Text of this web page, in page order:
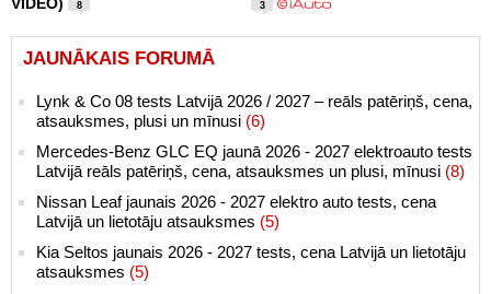
8 3
JAUNĀKAIS FORUMĀ
Lynk & Co 08 tests Latvijā 2026 / 2027 – reāls patēriņš, cena,
atsauksmes, plusi un mīnusi (6)
Mercedes-Benz GLC EQ jaunā 2026 - 2027 elektroauto tests
Latvijā reāls patēriņš, cena, atsauksmes un plusi, mīnusi (8)
Nissan Leaf jaunais 2026 - 2027 elektro auto tests, cena
Latvijā un lietotāju atsauksmes (5)
Kia Seltos jaunais 2026 - 2027 tests, cena Latvijā un lietotāju
atsauksmes (5)